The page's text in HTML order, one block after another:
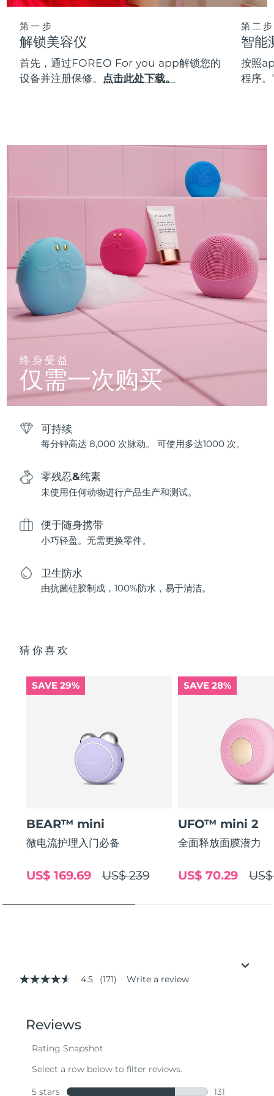
第一步
解锁美容仪
首先，通过FOREO For you app解锁您的
设备并注册保修。 点击此处下载。
第二步
智能
按照
程序
终身受益
仅需一次购买
可持续
每分钟高达 8,000 次脉动。 可使用多达1000 次。
零残忍&纯素
未使用任何动物进行产品生产和测试。
便于随身携带
小巧轻盈。无需更换零件。
卫生防水
由抗菌硅胶制成，100%防水，易于清洁。
猜你喜欢
SAVE 29%
BEAR™ mini
微电流护理入门必备
US$ 239
US$ 169.69
SAVE 28%
UFO™ mini 2
全面释放面膜潜力
US$ 70.29
4.5
stars,
average
value.
171
Same
4.5 (171) Write a review